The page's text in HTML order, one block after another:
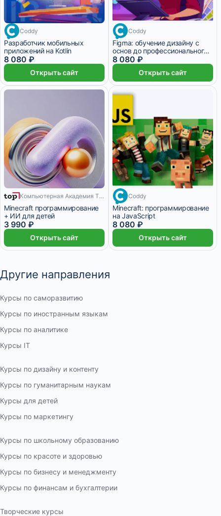
Coddy
Разработчик мобильных
приложений на Kotlin
8 080 ₽
Открыть сайт
Coddy
Figma: обучение дизайну с
основ до профессионального
уровня
8 080 ₽
Открыть сайт
8 месяцев Компьютерная Академия TOP
Minecraft программирование
+ ИИ для детей
3 990 ₽
Открыть сайт
Coddy
Minecraft: программирование
на JavaScript
8 080 ₽
Открыть сайт
Другие направления
Курсы по саморазвитию
Курсы по иностранным языкам
Курсы по аналитике
Курсы IT
Курсы по дизайну и контенту
Курсы по гуманитарным наукам
Курсы для детей
Курсы по маркетингу
Курсы по школьному образованию
Курсы по красоте и здоровью
Курсы по бизнесу и менеджменту
Курсы по финансам и бухгалтерии
Творческие курсы